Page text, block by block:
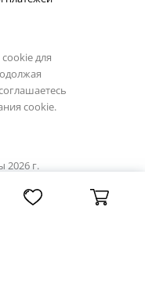
для
cookie.
2026 г.